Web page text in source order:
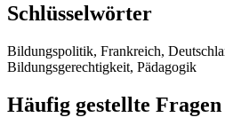
Schlüsselwörter
Bildungspolitik, Frankreich,
Bildungsgerechtigkeit, Pädagogik
Häufig gestellte Fragen